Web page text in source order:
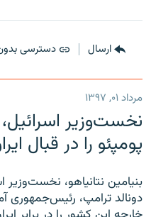
ارسال دسترسی
مرداد ۰۱, ۱۳۹۷
نخست‌وزیر
پومپئو را در قبال
بنیامین نتانیاهو،
دونالد ترامپ، رئیس‌جمهوری